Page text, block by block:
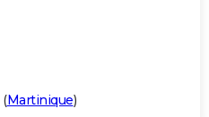
(Martinique)